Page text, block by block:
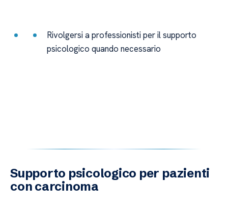
Rivolgersi a professionisti per il supporto
psicologico quando necessario
Supporto psicologico per pazienti
con carcinoma